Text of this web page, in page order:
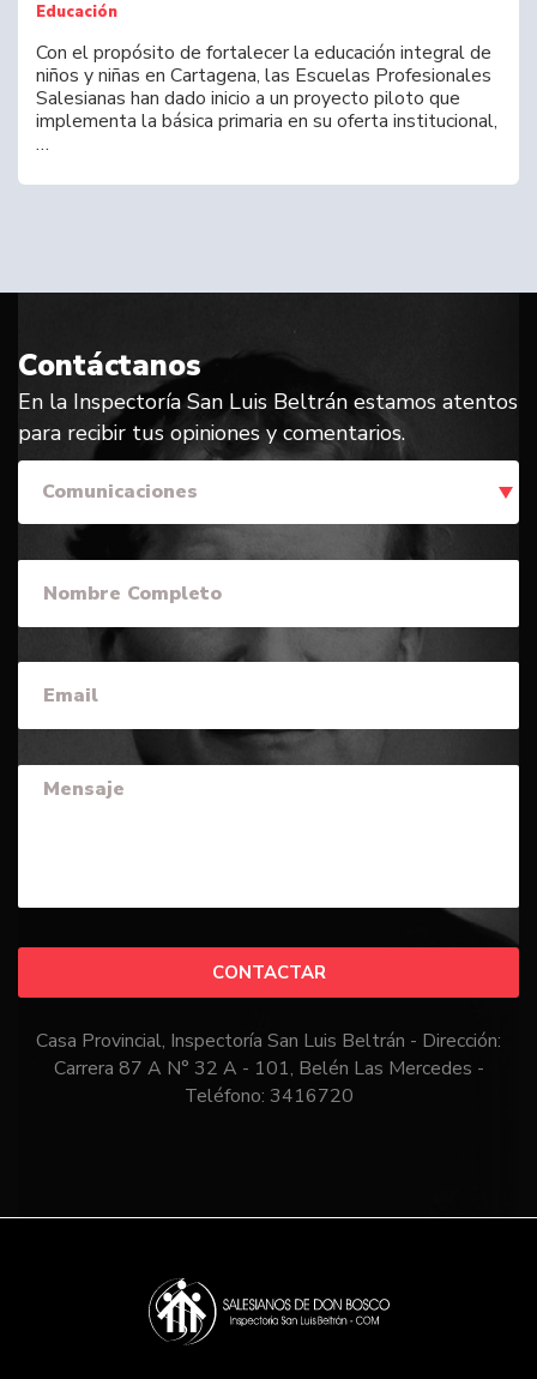
Educación
Con el propósito de fortalecer la educación integral de
niños y niñas en Cartagena, las Escuelas Profesionales
Salesianas han dado inicio a un proyecto piloto que
implementa la básica primaria en su oferta institucional,
…
Contáctanos
En la Inspectoría San Luis Beltrán estamos atentos
para recibir tus opiniones y comentarios.
Comunicaciones
CONTACTAR
Casa Provincial, Inspectoría San Luis Beltrán - Dirección:
Carrera 87 A N° 32 A - 101, Belén Las Mercedes -
Teléfono: 3416720